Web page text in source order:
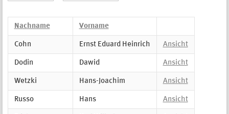
Nachname Vorname
Cohn Ernst Eduard Heinrich Ansicht
Dodin Dawid Ansicht
Wetzki Hans-Joachim Ansicht
Russo Hans Ansicht